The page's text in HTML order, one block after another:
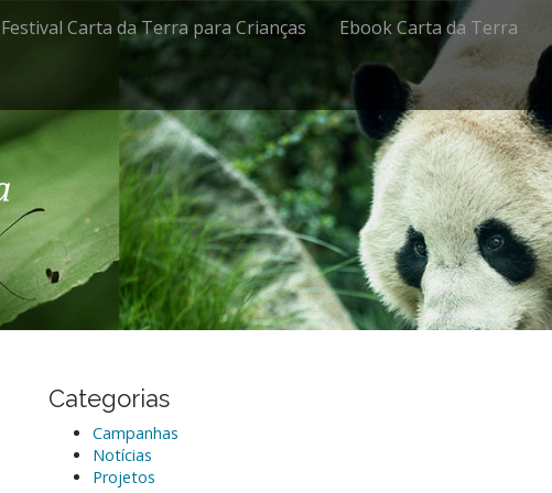
Festival Carta da Terra para Crianças Ebook Carta da Terra
Categorias
Campanhas
Notícias
Projetos